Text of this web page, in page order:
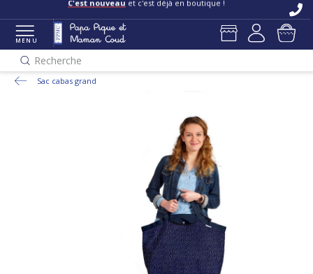
C'est nouveau et c'est déjà en boutique !
MENU
Recherche
Sac cabas grand